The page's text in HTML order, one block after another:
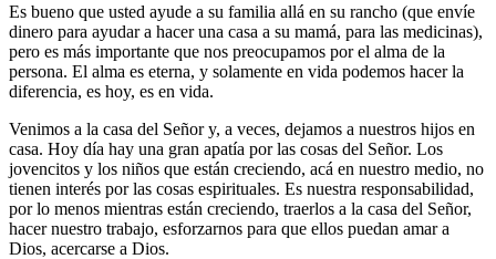
Es bueno que usted ayude a su familia allá en su rancho (que envíe
dinero para ayudar a hacer una casa a su mamá, para las medicinas),
pero es más importante que nos preocupamos por el alma de la
persona. El alma es eterna, y solamente en vida podemos hacer la
diferencia, es hoy, es en vida.
Venimos a la casa del Señor y, a veces, dejamos a nuestros hijos en
casa. Hoy día hay una gran apatía por las cosas del Señor. Los
jovencitos y los niños que están creciendo, acá en nuestro medio, no
tienen interés por las cosas espirituales. Es nuestra responsabilidad,
por lo menos mientras están creciendo, traerlos a la casa del Señor,
hacer nuestro trabajo, esforzarnos para que ellos puedan amar a
Dios, acercarse a Dios.